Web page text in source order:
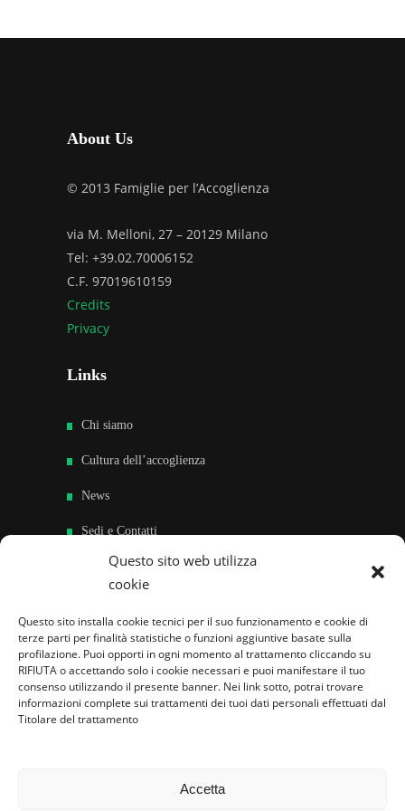
Questo sito web utilizza
cookie
Questo sito installa cookie tecnici per il suo funzionamento e cookie di
terze parti per finalità statistiche o funzioni aggiuntive basate sulla
profilazione. Puoi opporti in ogni momento al trattamento cliccando su
RIFIUTA o accettando solo i cookie necessari e puoi manifestare il tuo
consenso utilizzando il presente banner. Nei link sotto, potrai trovare
informazioni complete sui trattamenti dei tuoi dati personali effettuati dal
Titolare del trattamento
Accetta
About Us
© 2013 Famiglie per l’Accoglienza
via M. Melloni, 27 – 20129 Milano
Tel: +39.02.70006152
C.F. 97019610159
Credits
Privacy
Links
Chi siamo
Cultura dell’accoglienza
News
Sedi e Contatti
Sostieni
Famiglie per l’accoglienza nel mondo